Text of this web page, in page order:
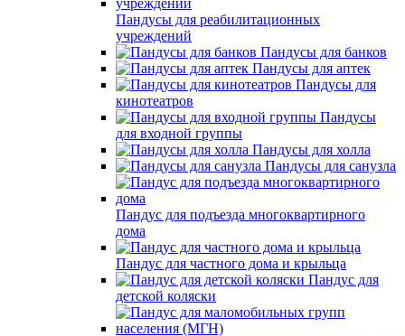
Пандусы для реабилитационных
учреждений
Пандусы для банков
Пандусы для аптек
Пандусы для
кинотеатров
Пандусы
для входной группы
Пандусы для холла
Пандусы для санузла
Пандус для подъезда многоквартирного
дома
Пандус для частного дома и крыльца
Пандус для
детской коляски